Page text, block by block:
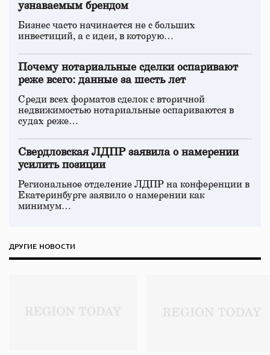
узнаваемым брендом
Бизнес часто начинается не с больших
инвестиций, а с идеи, в которую…
Почему нотариальные сделки оспаривают
реже всего: данные за шесть лет
Среди всех форматов сделок с вторичной
недвижимостью нотариальные оспариваются в
судах реже…
Свердловская ЛДПР заявила о намерении
усилить позиции
Региональное отделение ЛДПР на конференции в
Екатеринбурге заявило о намерении как
минимум…
ДРУГИЕ НОВОСТИ